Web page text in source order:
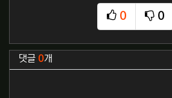
0
추천
0
비
관련자료
댓글 0개